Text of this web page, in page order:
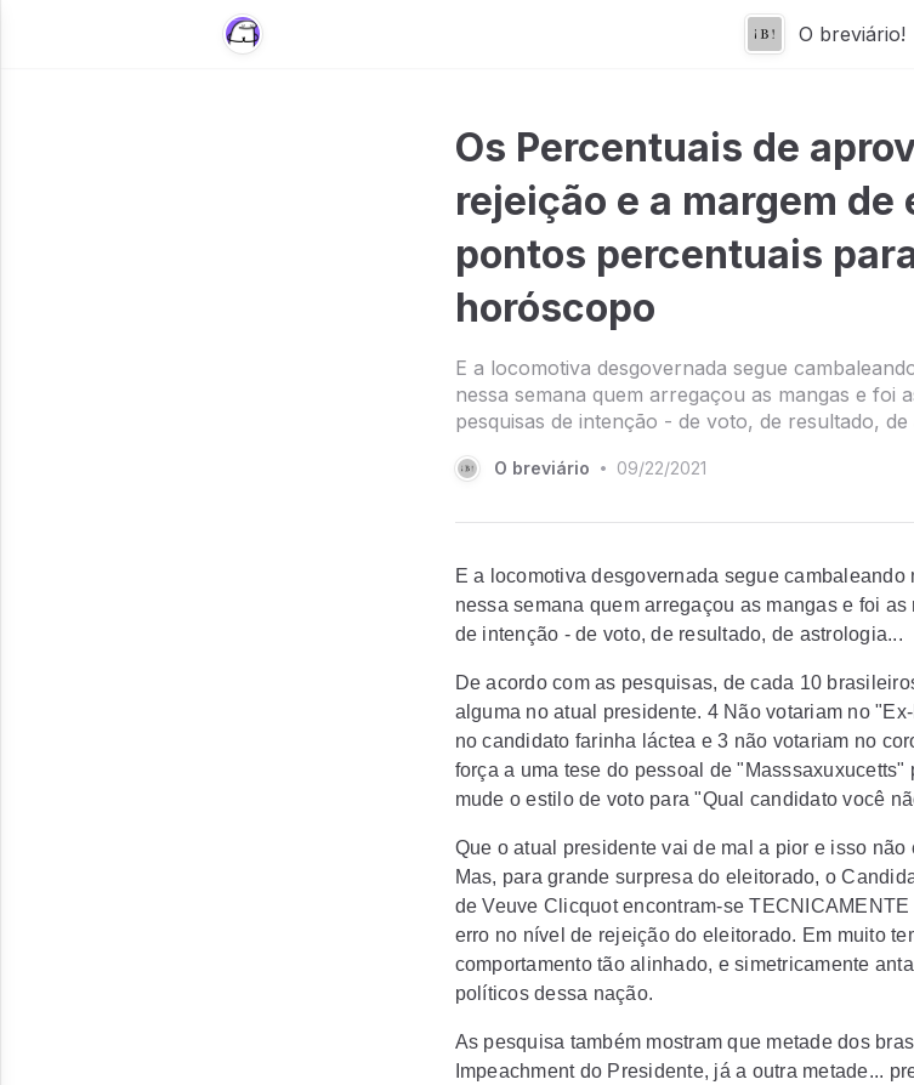
O breviário!
Os Percentuais de
rejeição e a margem de
pontos percentuais
horóscopo
E a locomotiva desgovernada segue
nessa semana quem arregaçou as mangas e foi
pesquisas de intenção - de voto, de resultado, de
O breviário • 09/22/2021
E a locomotiva desgovernada segue cambaleando
nessa semana quem arregaçou as mangas e foi
de intenção - de voto, de resultado, de astrologia...
De acordo com as pesquisas, de cada 10
alguma no atual presidente. 4 Não votariam no
no candidato farinha láctea e 3 não votariam no
força a uma tese do pessoal de
mude o estilo de voto para "Qual candidato você
Que o atual presidente vai de mal a pior e isso não
Mas, para grande surpresa do eleitorado, o
de Veuve Clicquot encontram-se
erro no nível de rejeição do eleitorado. Em muito
comportamento tão alinhado, e simetricamente
políticos dessa nação.
As pesquisa também mostram que metade dos
Impeachment do Presidente, já a outra metade...